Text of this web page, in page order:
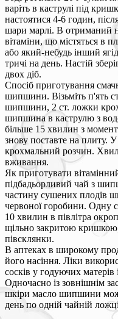
варіть в каструлі під
настоятися 4-6 годин,
шари марлі. В отриманий
вітаміни, що містяться в
або який-небудь інший
тричі на день. Настій
двох діб.
Спосіб приготування
шипшини. Візьміть п'ять
шипшини, 2 ст. ложки
шипшина в каструлю з
більше 15 хвилин з
знову поставте на плиту.
крохмальний розчин.
вживання.
Як приготувати
підбадьорливий чай з
частину сушених плодів
червоної горобини. Одну
10 хвилин в півлітра
щільно закритою кришкою,
півсклянки.
В аптеках в широкому
його насіння. Ліки
сосків у годуючих
Одночасно із зовнішнім
шкіри масло шипшини
день по одній чайній